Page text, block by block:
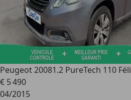
Peugeot 20081.2 PureTech 110
€ 5 490
04/2015